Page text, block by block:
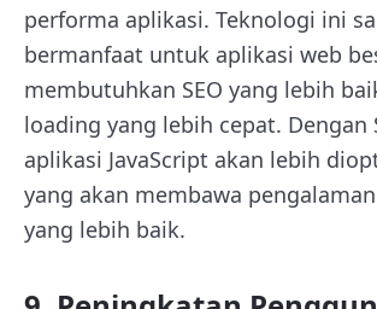
performa aplikasi. Teknologi ini
bermanfaat untuk aplikasi web
membutuhkan SEO yang lebih
loading yang lebih cepat. Dengan
aplikasi JavaScript akan lebih
yang akan membawa
yang lebih baik.